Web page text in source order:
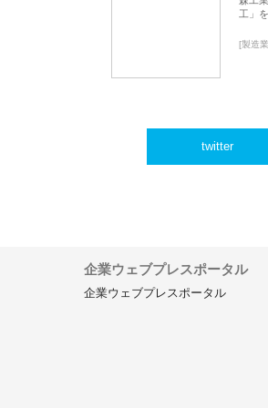
工」
[製造
twitter
企業ウェブプレスポータル
企業ウェブプレスポータル